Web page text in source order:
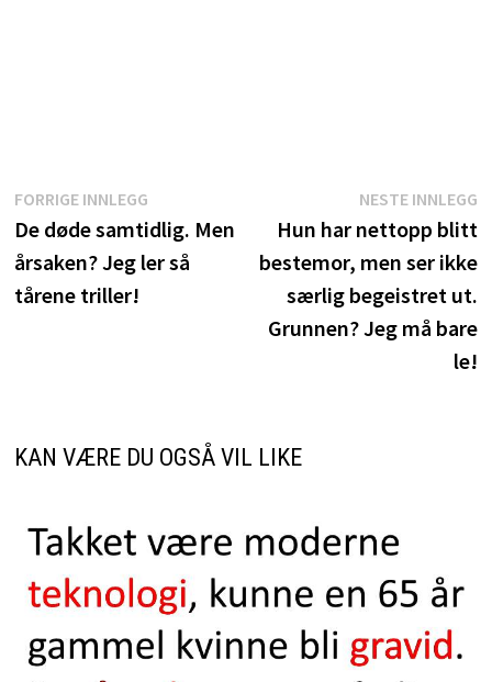
Innleggsnavigasjon
FORRIGE INNLEGGForrige
innlegg:
De døde samtidlig. Men
årsaken? Jeg ler så
tårene triller!
NESTE INNLEGG
Hun har nettopp blitt
bestemor, men ser ikke
særlig begeistret ut.
Grunnen? Jeg må bare
le!
KAN VÆRE DU OGSÅ VIL LIKE